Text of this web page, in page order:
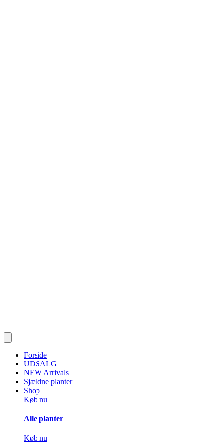
Forside
UDSALG
NEW Arrivals
Sjældne planter
Shop
Køb nu
Alle planter
Køb nu